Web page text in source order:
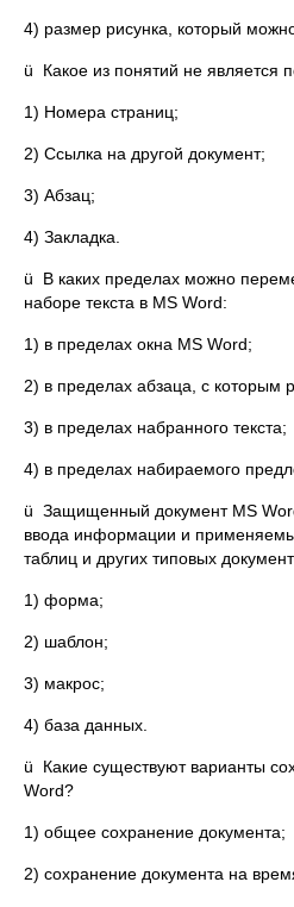
4) размер рисунка, который можно
ü Какое из понятий не является
1) Номера страниц;
2) Ссылка на другой документ;
3) Абзац;
4) Закладка.
ü В каких пределах можно
наборе текста в MS Word:
1) в пределах окна MS Word;
2) в пределах абзаца, с которым
3) в пределах набранного текста;
4) в пределах набираемого
ü Защищенный документ MS
ввода информации и
таблиц и других типовых
1) форма;
2) шаблон;
3) макрос;
4) база данных.
ü Какие существуют варианты
Word?
1) общее сохранение документа;
2) сохранение документа на